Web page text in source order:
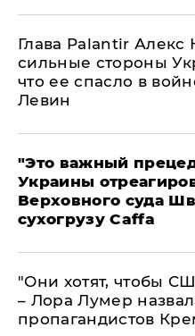
Глава Palantir Алекс
сильные стороны
что ее спасло в
Левин
"Это важный
Украины
Верховного суда
сухогрузу Caffa
"Они хотят, чтобы
– Лора Лумер
пропагандистов